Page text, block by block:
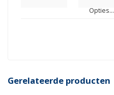
Opties...
Gerelateerde producten